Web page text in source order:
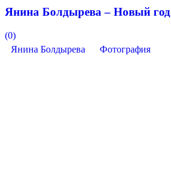
Янина Болдырева – Новый год
(0)
Янина Болдырева
Фотография